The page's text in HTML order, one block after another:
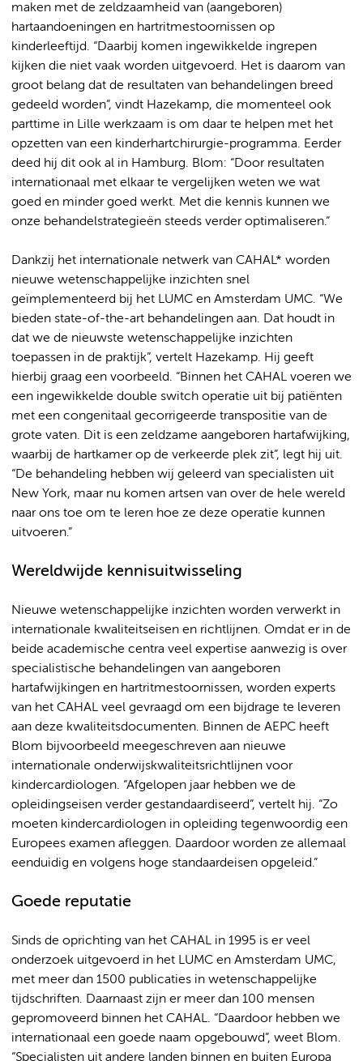
maken met de zeldzaamheid van (aangeboren)
hartaandoeningen en hartritmestoornissen op
kinderleeftijd. “Daarbij komen ingewikkelde ingrepen
kijken die niet vaak worden uitgevoerd. Het is daarom van
groot belang dat de resultaten van behandelingen breed
gedeeld worden”, vindt Hazekamp, die momenteel ook
parttime in Lille werkzaam is om daar te helpen met het
opzetten van een kinderhartchirurgie-programma. Eerder
deed hij dit ook al in Hamburg. Blom: “Door resultaten
internationaal met elkaar te vergelijken weten we wat
goed en minder goed werkt. Met die kennis kunnen we
onze behandelstrategieën steeds verder optimaliseren.”
Dankzij het internationale netwerk van CAHAL* worden
nieuwe wetenschappelijke inzichten snel
geïmplementeerd bij het LUMC en Amsterdam UMC. “We
bieden state-of-the-art behandelingen aan. Dat houdt in
dat we de nieuwste wetenschappelijke inzichten
toepassen in de praktijk”, vertelt Hazekamp. Hij geeft
hierbij graag een voorbeeld. “Binnen het CAHAL voeren we
een ingewikkelde double switch operatie uit bij patiënten
met een congenitaal gecorrigeerde transpositie van de
grote vaten. Dit is een zeldzame aangeboren hartafwijking,
waarbij de hartkamer op de verkeerde plek zit”, legt hij uit.
“De behandeling hebben wij geleerd van specialisten uit
New York, maar nu komen artsen van over de hele wereld
naar ons toe om te leren hoe ze deze operatie kunnen
uitvoeren.”
Wereldwijde kennisuitwisseling
Nieuwe wetenschappelijke inzichten worden verwerkt in
internationale kwaliteitseisen en richtlijnen. Omdat er in de
beide academische centra veel expertise aanwezig is over
specialistische behandelingen van aangeboren
hartafwijkingen en hartritmestoornissen, worden experts
van het CAHAL veel gevraagd om een bijdrage te leveren
aan deze kwaliteitsdocumenten. Binnen de AEPC heeft
Blom bijvoorbeeld meegeschreven aan nieuwe
internationale onderwijskwaliteitsrichtlijnen voor
kindercardiologen. “Afgelopen jaar hebben we de
opleidingseisen verder gestandaardiseerd”, vertelt hij. “Zo
moeten kindercardiologen in opleiding tegenwoordig een
Europees examen afleggen. Daardoor worden ze allemaal
eenduidig en volgens hoge standaardeisen opgeleid.”
Goede reputatie
Sinds de oprichting van het CAHAL in 1995 is er veel
onderzoek uitgevoerd in het LUMC en Amsterdam UMC,
met meer dan 1500 publicaties in wetenschappelijke
tijdschriften. Daarnaast zijn er meer dan 100 mensen
gepromoveerd binnen het CAHAL. “Daardoor hebben we
internationaal een goede naam opgebouwd”, weet Blom.
“Specialisten uit andere landen binnen en buiten Europa